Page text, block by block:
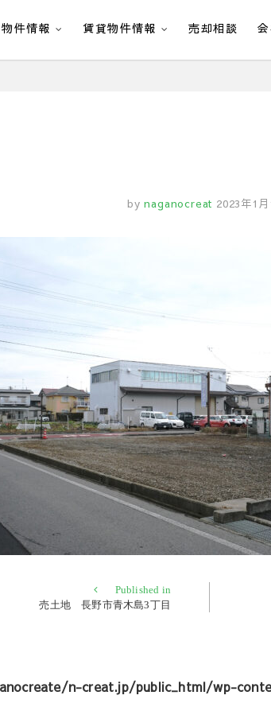
件情報 賃貸物件情報 売却相談
by naganocreat 2023年1月
Published in
売土地 長野市青木島3丁目
n-creat.jp/public_html/wp-